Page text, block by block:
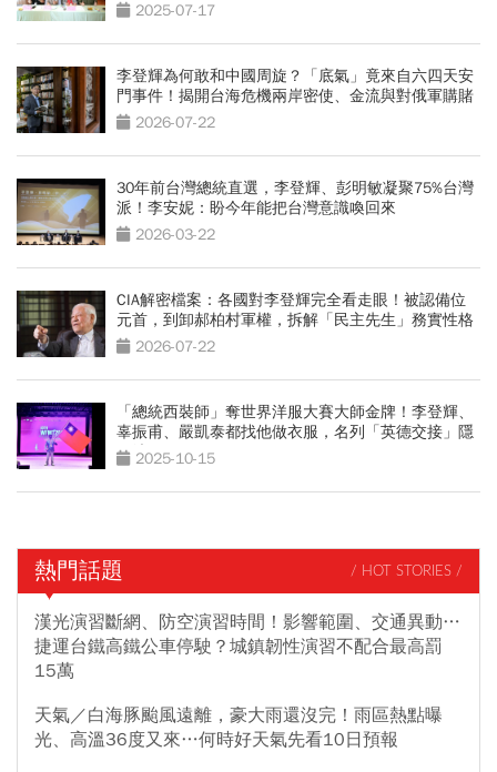
2025-07-17
李登輝為何敢和中國周旋？「底氣」竟來自六四天安
門事件！揭開台海危機兩岸密使、金流與對俄軍購賭
局 2026-07-22
30年前台灣總統直選，李登輝、彭明敏凝聚75%台灣
派！李安妮：盼今年能把台灣意識喚回來
2026-03-22
CIA解密檔案：各國對李登輝完全看走眼！被認備位
元首，到卸郝柏村軍權，拆解「民主先生」務實性格
2026-07-22
「總統西裝師」奪世界洋服大賽大師金牌！李登輝、
辜振甫、嚴凱泰都找他做衣服，名列「英德交接」隱
形清單
2025-10-15
熱門話題 / HOT STORIES /
漢光演習斷網、防空演習時間！影響範圍、交通異動…
捷運台鐵高鐵公車停駛？城鎮韌性演習不配合最高罰
15萬
天氣／白海豚颱風遠離，豪大雨還沒完！雨區熱點曝
光、高溫36度又來…何時好天氣先看10日預報